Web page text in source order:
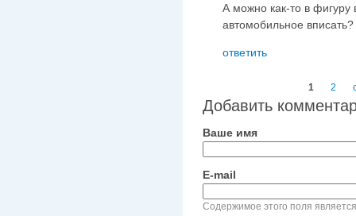
А можно как-то в фигуру
автомобильное
ответить
1 2
Добавить
Ваше имя
E-mail
Содержимое этого поля